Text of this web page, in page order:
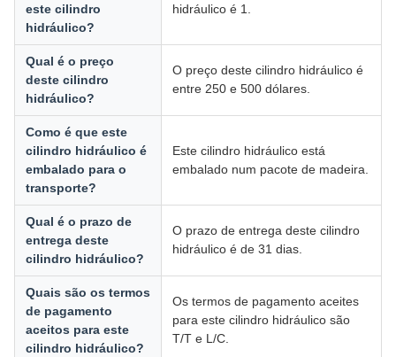
este cilindro
hidráulico?
hidráulico é 1.
Qual é o preço
deste cilindro
hidráulico?
O preço deste cilindro hidráulico é
entre 250 e 500 dólares.
Como é que este
cilindro hidráulico é
embalado para o
transporte?
Este cilindro hidráulico está
embalado num pacote de madeira.
Qual é o prazo de
entrega deste
cilindro hidráulico?
O prazo de entrega deste cilindro
hidráulico é de 31 dias.
Quais são os termos
de pagamento
aceitos para este
cilindro hidráulico?
Os termos de pagamento aceites
para este cilindro hidráulico são
T/T e L/C.